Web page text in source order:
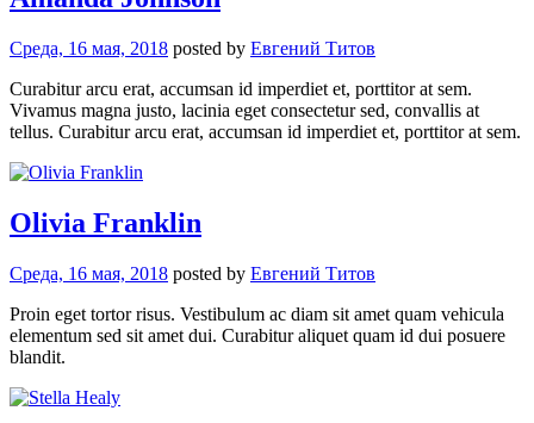
Среда, 16 мая, 2018 posted by Евгений Титов
Curabitur arcu erat, accumsan id imperdiet et, porttitor at sem.
Vivamus magna justo, lacinia eget consectetur sed, convallis at
tellus. Curabitur arcu erat, accumsan id imperdiet et, porttitor at sem.
Olivia Franklin
Среда, 16 мая, 2018 posted by Евгений Титов
Proin eget tortor risus. Vestibulum ac diam sit amet quam vehicula
elementum sed sit amet dui. Curabitur aliquet quam id dui posuere
blandit.